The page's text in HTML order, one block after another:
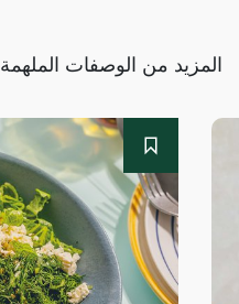
المزيد من الوصفات الملهمة